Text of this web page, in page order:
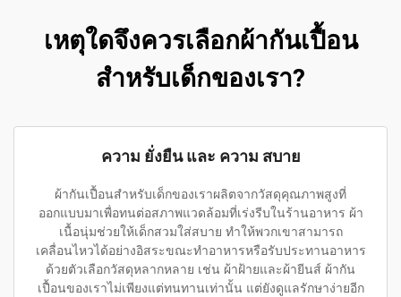
เหตุใดจึงควรเลือกผ้ากันเปื้อน
สำหรับเด็กของเรา?
ความ ยั่งยืน และ ความ สบาย
ผ้ากันเปื้อนสำหรับเด็กของเราผลิตจากวัสดุคุณภาพสูงที่
ออกแบบมาเพื่อทนต่อสภาพแวดล้อมที่เร่งรีบในร้านอาหาร ผ้า
เนื้อนุ่มช่วยให้เด็กสวมใส่สบาย ทำให้พวกเขาสามารถ
เคลื่อนไหวได้อย่างอิสระขณะทำอาหารหรือรับประทานอาหาร
ด้วยตัวเลือกวัสดุหลากหลาย เช่น ผ้าฝ้ายและผ้ายีนส์ ผ้ากัน
เปื้อนของเราไม่เพียงแต่ทนทานเท่านั้น แต่ยังดูแลรักษาง่ายอีก